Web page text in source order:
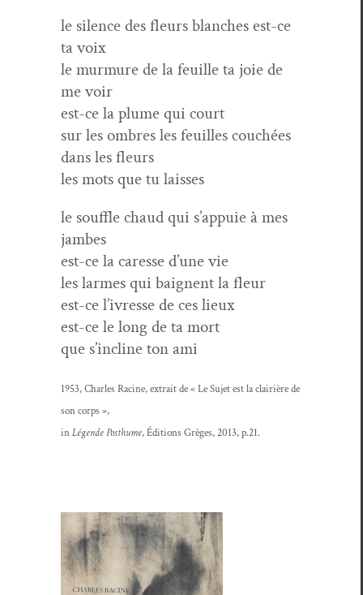
le silence des fleurs blanch­es est-ce
ta voix
le mur­mure de la feuille ta joie de
me voir
est-ce la plume qui court
sur les ombres les feuilles couchées
dans les fleurs
les mots que tu laisses
le souf­fle chaud qui s’ap­puie à mes
jambes
est-ce la caresse d’une vie
les larmes qui baig­nent la fleur
est-ce l’ivresse de ces lieux
est-ce le long de ta mort
que s’in­cline ton ami
1953, Charles Racine, extrait de « Le Sujet est la clair­ière de
son corps »,
inLégende Posthume, Édi­tions Grèges, 2013, p.21.